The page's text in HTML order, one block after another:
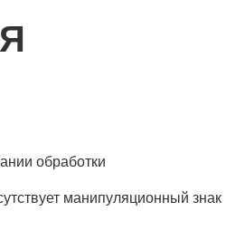
обработки
манипуляционный знак